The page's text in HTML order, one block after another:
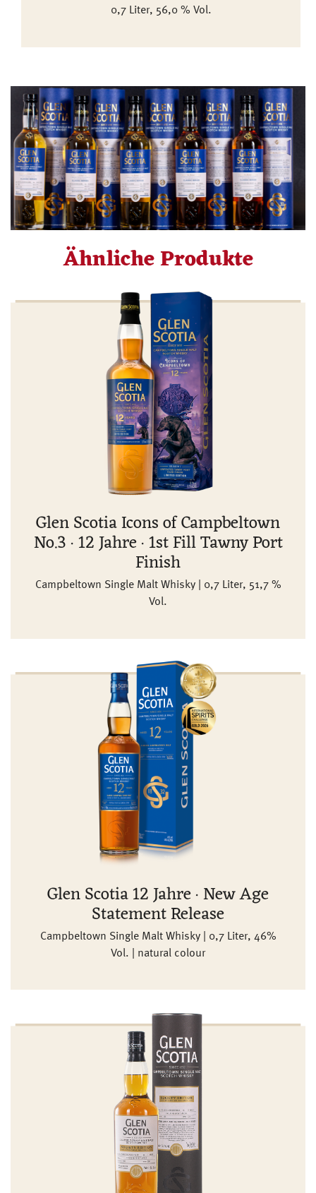
0,7 Liter, 56,0 % Vol.
Ähnliche Produkte
Glen Scotia Icons of Campbeltown
No.3 · 12 Jahre · 1st Fill Tawny Port
Finish
Campbeltown Single Malt Whisky | 0,7 Liter, 51,7 %
Vol.
Glen Scotia 12 Jahre · New Age
Statement Release
Campbeltown Single Malt Whisky | 0,7 Liter, 46%
Vol. | natural colour